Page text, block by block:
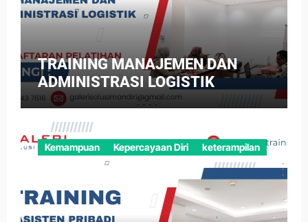
TRAINING MANAJEMEN DAN
ADMINISTRASI LOGISTIK
Kemampuan Kepercayaan Diri keterampilan